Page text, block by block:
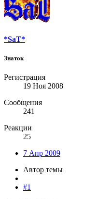
*SaT*
Знаток
Регистрация
19 Ноя 2008
Сообщения
241
Реакции
25
7 Апр 2009
Автор темы
#1